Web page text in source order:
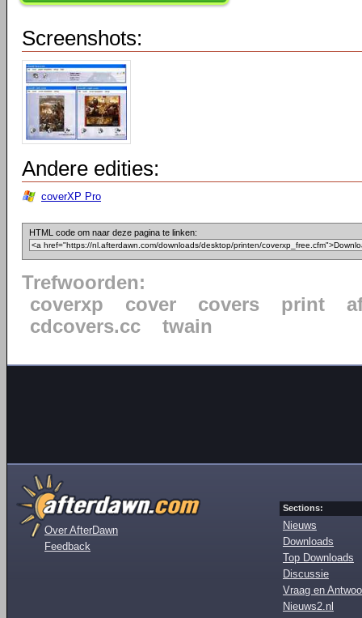
Screenshots:
Andere edities:
coverXP Pro
HTML code om naar deze pagina te linken:
Trefwoorden:
coverxp
cover covers print
cdcovers.cc
twain
Over AfterDawn
Feedback
Sections:
Nieuws
Downloads
Top Downloads
Discussie
Vraag en
Nieuws2.nl